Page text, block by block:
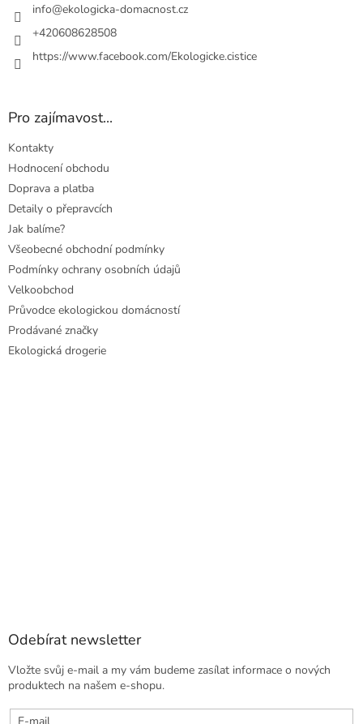
info@ekologicka-domacnost.cz
+420608628508
https://www.facebook.com/Ekologicke.cistice
Pro zajímavost...
Kontakty
Hodnocení obchodu
Doprava a platba
Detaily o přepravcích
Jak balíme?
Všeobecné obchodní podmínky
Podmínky ochrany osobních údajů
Velkoobchod
Průvodce ekologickou domácností
Prodávané značky
Ekologická drogerie
Odebírat newsletter
Vložte svůj e-mail a my vám budeme zasílat informace o nových
produktech na našem e-shopu.
E-mail